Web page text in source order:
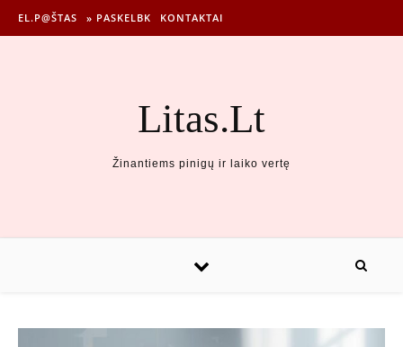
EL.P@ŠTAS » PASKELBK KONTAKTAI
Litas.Lt
Žinantiems pinigų ir laiko vertę